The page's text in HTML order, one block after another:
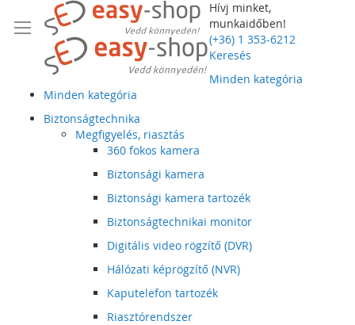
Hívj minket,
munkaidőben!
(+36) 1 353-6212
Keresés
Minden kategória
Minden kategória
Biztonságtechnika
Megfigyelés, riasztás
360 fokos kamera
Biztonsági kamera
Biztonsági kamera tartozék
Biztonságtechnikai monitor
Digitális video rögzítő (DVR)
Hálózati képrögzítő (NVR)
Kaputelefon tartozék
Riasztórendszer